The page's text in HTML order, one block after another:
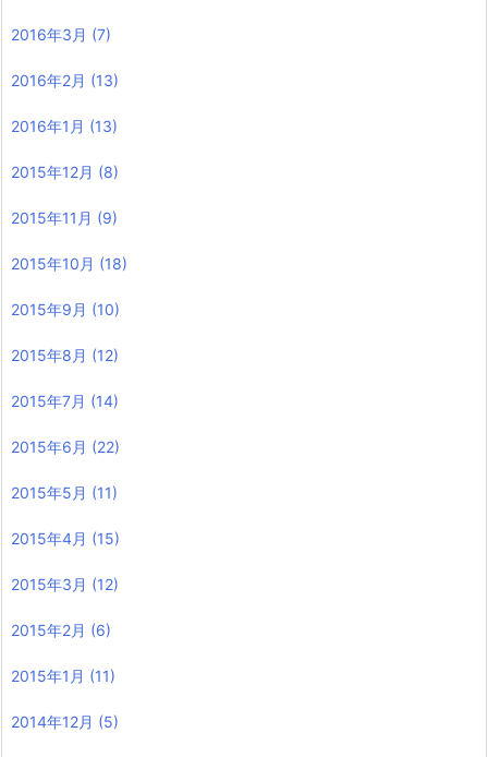
2016年3月 (7)
2016年2月 (13)
2016年1月 (13)
2015年12月 (8)
2015年11月 (9)
2015年10月 (18)
2015年9月 (10)
2015年8月 (12)
2015年7月 (14)
2015年6月 (22)
2015年5月 (11)
2015年4月 (15)
2015年3月 (12)
2015年2月 (6)
2015年1月 (11)
2014年12月 (5)